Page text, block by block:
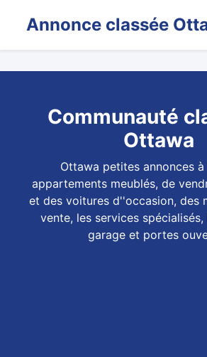
Annonce classée
Communauté
Ottawa
Ottawa petites annonces
appartements meublés, de
et des voitures d''occasion, des
vente, les services
garage et portes